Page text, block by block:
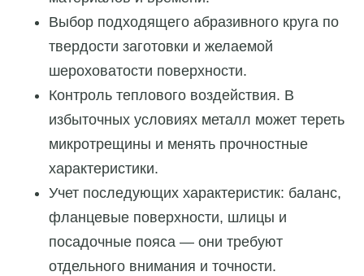
Выбор подходящего абразивного круга по
твердости заготовки и желаемой
шероховатости поверхности.
Контроль теплового воздействия. В
избыточных условиях металл может тереть
микротрещины и менять прочностные
характеристики.
Учет последующих характеристик: баланс,
фланцевые поверхности, шлицы и
посадочные пояса — они требуют
отдельного внимания и точности.